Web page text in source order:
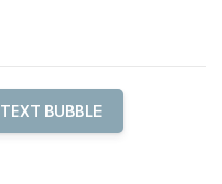
TEXT BUBBLE